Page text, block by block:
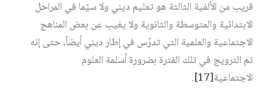
قريب من الألفية الثالثة هو تعليم ديني ولا سيّما في المراحل
الابتدائية والمتوسطة والثانوية ولا يغيب عن بعض المناهج
الاجتماعية والعلمية التي تدرّس في إطار ديني أيضاً، حتى إنه
تم الترويج في تلك الفترة بضرورة أسلمة العلوم
الاجتماعية‏[17]
.